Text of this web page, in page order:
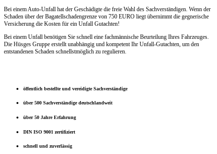
Bei einem Auto-Unfall hat der Geschädigte die freie Wahl des Sachverständigen. Wenn der
Schaden über der Bagatellschadengrenze von 750 EURO liegt übernimmt die gegnerische
Versicherung die Kosten für ein Unfall Gutachten!
Bei einem Unfall benötigen Sie schnell eine fachmännische Beurteilung Ihres Fahrzeuges.
Die Hüsges Gruppe erstellt unabhängig und kompetent Ihr Unfall-Gutachten, um den
entstandenen Schaden schnellstmöglich zu regulieren.
öffentlich bestellte und vereidigte Sachverständige
über 500 Sachverständige deutschlandweit
über 50 Jahre Erfahrung
DIN ISO 9001 zertifiziert
schnell und zuverlässig